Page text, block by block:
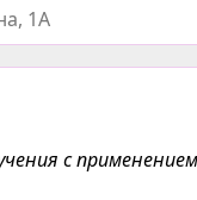
1А
с